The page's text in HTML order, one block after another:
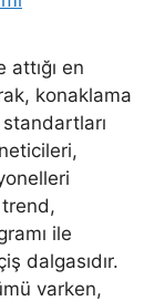
en
konaklama
ile
dalgasıdır.
varken,